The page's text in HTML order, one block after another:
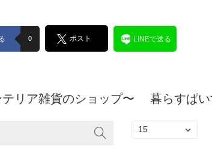
0 ポスト LINEで送る
テリア雑貨のショップ〜 暮らすぱ